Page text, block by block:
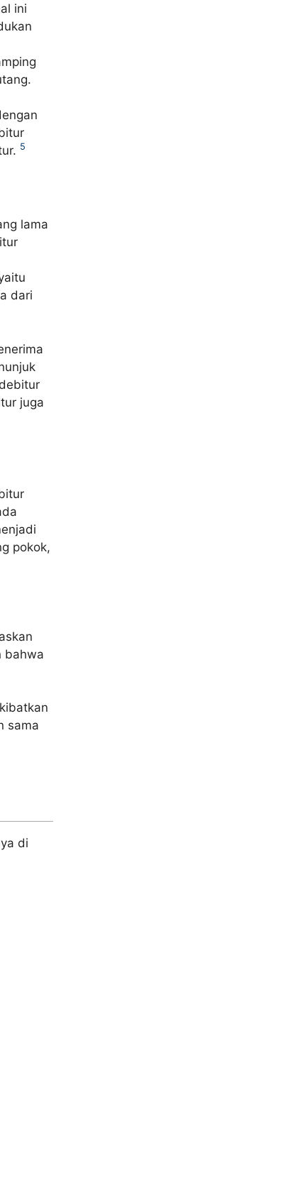
ini
5
lama
dari
juga
pokok,
bahwa
sama
di